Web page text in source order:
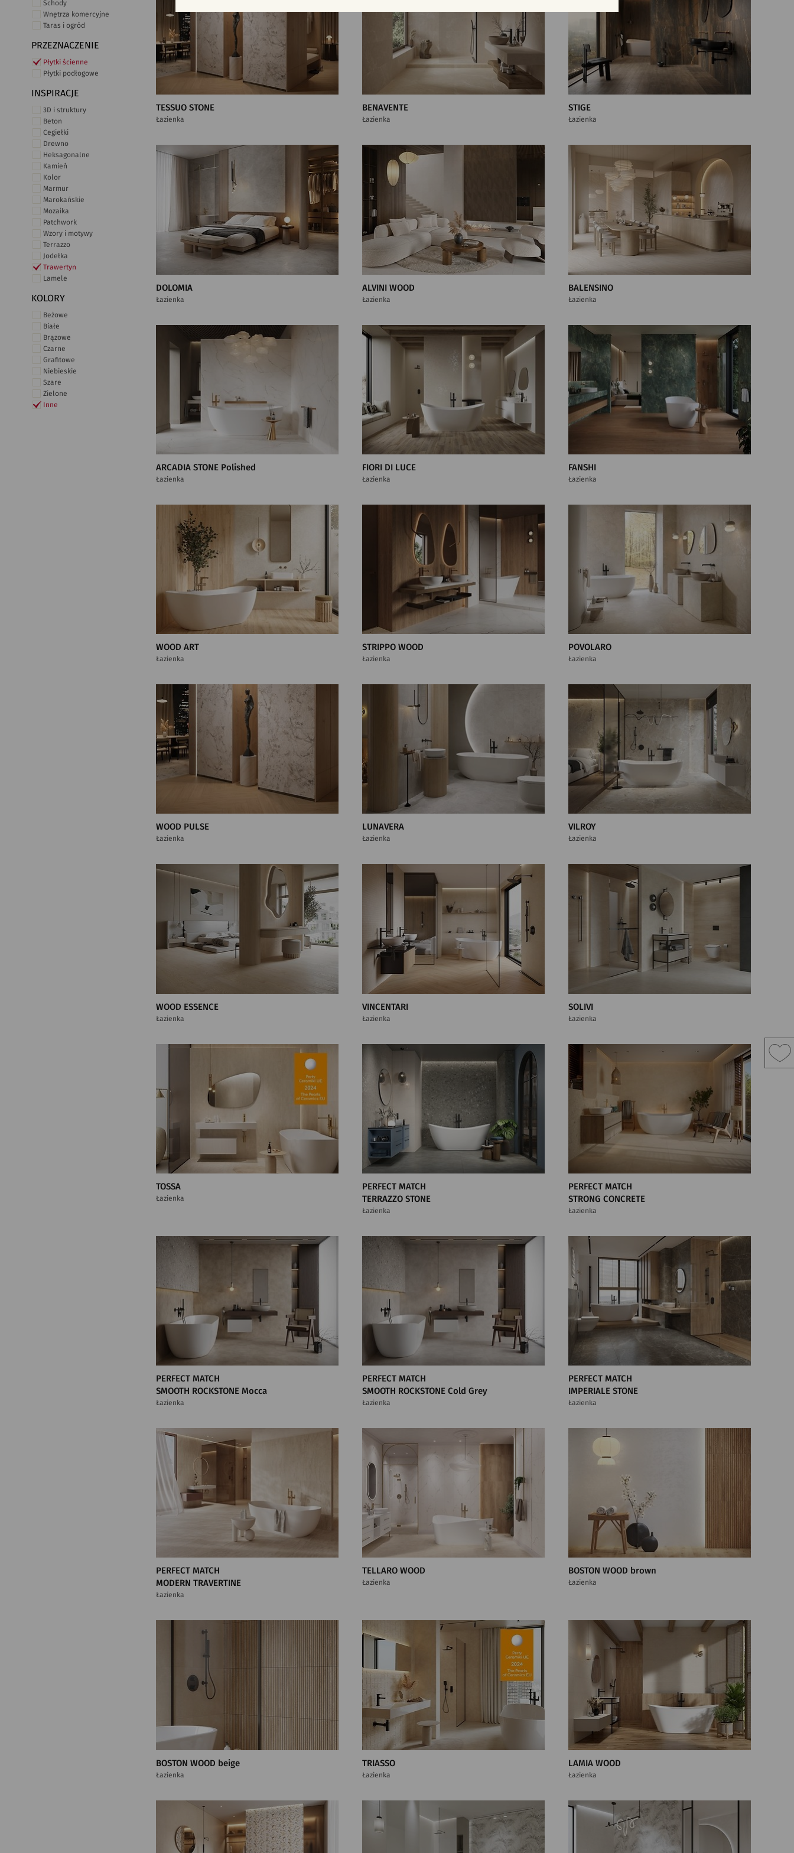
Schody
Wnętrza komercyjne
Taras i ogród
PRZEZNACZENIE
Płytki ścienne
Płytki podłogowe
INSPIRACJE
3D i struktury
Beton
Cegiełki
Drewno
Heksagonalne
Kamień
Kolor
Marmur
Marokańskie
Mozaika
Patchwork
Wzory i motywy
Terrazzo
Jodełka
Trawertyn
Lamele
KOLORY
Beżowe
Białe
Brązowe
Czarne
Grafitowe
Niebieskie
Szare
Zielone
Inne
TESSUO STONE
Łazienka
BENAVENTE
Łazienka
STIGE
Łazienka
DOLOMIA
Łazienka
ALVINI WOOD
Łazienka
BALENSINO
Łazienka
ARCADIA STONE Polished
Łazienka
FIORI DI LUCE
Łazienka
FANSHI
Łazienka
WOOD ART
Łazienka
STRIPPO WOOD
Łazienka
POVOLARO
Łazienka
WOOD PULSE
Łazienka
LUNAVERA
Łazienka
VILROY
Łazienka
WOOD ESSENCE
Łazienka
VINCENTARI
Łazienka
SOLIVI
Łazienka
TOSSA
Łazienka
PERFECT MATCH
TERRAZZO STONE
Łazienka
PERFECT MATCH
STRONG CONCRETE
Łazienka
PERFECT MATCH
SMOOTH ROCKSTONE Mocca
Łazienka
PERFECT MATCH
SMOOTH ROCKSTONE Cold Grey
Łazienka
PERFECT MATCH
IMPERIALE STONE
Łazienka
PERFECT MATCH
MODERN TRAVERTINE
Łazienka
TELLARO WOOD
Łazienka
BOSTON WOOD brown
Łazienka
BOSTON WOOD beige
Łazienka
TRIASSO
Łazienka
LAMIA WOOD
Łazienka